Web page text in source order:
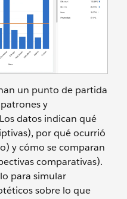
un punto de partida
y
datos indican qué
por qué ocurrió
y cómo se comparan
comparativas).
para simular
sobre lo que